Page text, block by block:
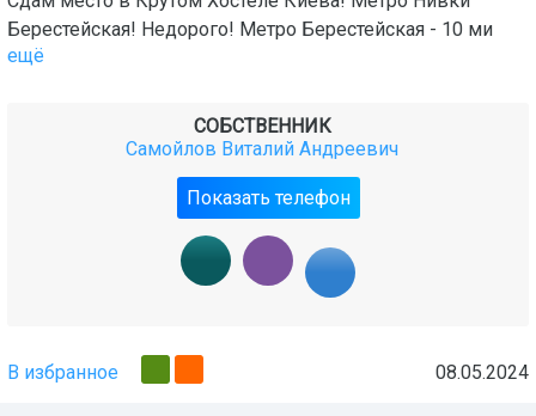
Берестейская! Недорого! Метро Берестейская - 10 ми
ещё
СОБСТВЕННИК
Самойлов Виталий Андреевич
Показать телефон
В избранное 08.05.2024